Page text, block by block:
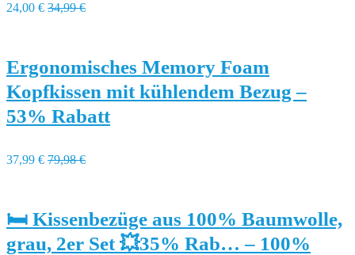
24,00 € 34,99 €
Ergonomisches Memory Foam
Kopfkissen mit kühlendem Bezug –
53% Rabatt
37,99 € 79,98 €
🛏️ Kissenbezüge aus 100% Baumwolle,
grau, 2er Set 💥35% Rab… – 100%